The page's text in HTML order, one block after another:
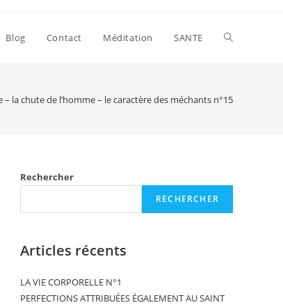
Blog Contact Méditation SANTE
la chute de l’homme – le caractère des méchants n°15
Rechercher
RECHERCHER
Articles récents
LA VIE CORPORELLE N°1
PERFECTIONS ATTRIBUÉES ÉGALEMENT AU SAINT